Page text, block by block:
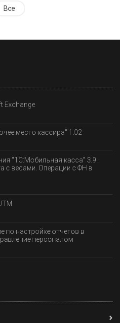
Все
Exchange
место кассира" 1.02
"1С:Мобильная касса" 3.9.
с весами. Операции с ФН в
по настройке отчетов в
персоналом